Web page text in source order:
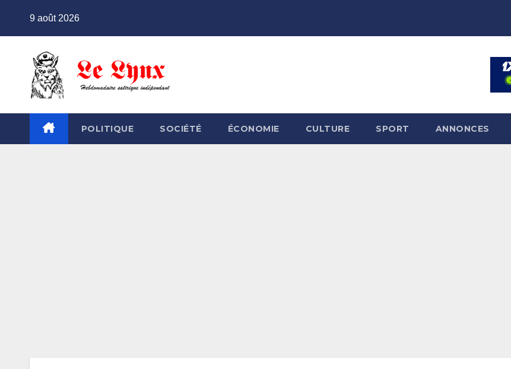
9 août 2026
POLITIQUE SOCIÉTÉ ÉCONOMIE CULTURE SPORT ANNONCES